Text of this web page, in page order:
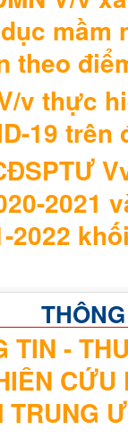
v thực
19
2021
2022
TIN -